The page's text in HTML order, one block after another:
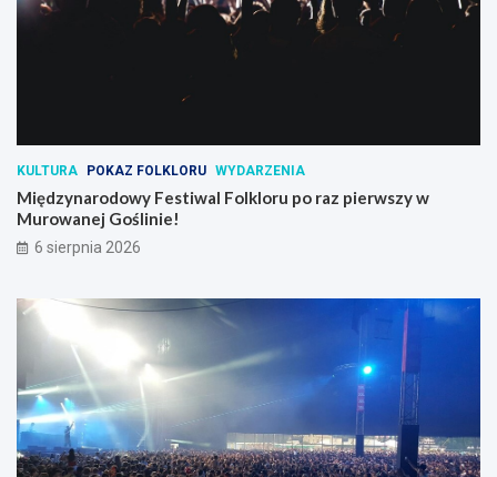
KULTURA POKAZ FOLKLORU WYDARZENIA
Międzynarodowy Festiwal Folkloru po raz pierwszy w
Murowanej Goślinie!
6 sierpnia 2026